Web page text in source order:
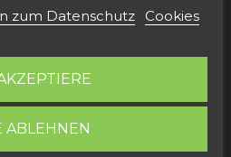
zum Datenschutz
Cookies
ABLEHNEN